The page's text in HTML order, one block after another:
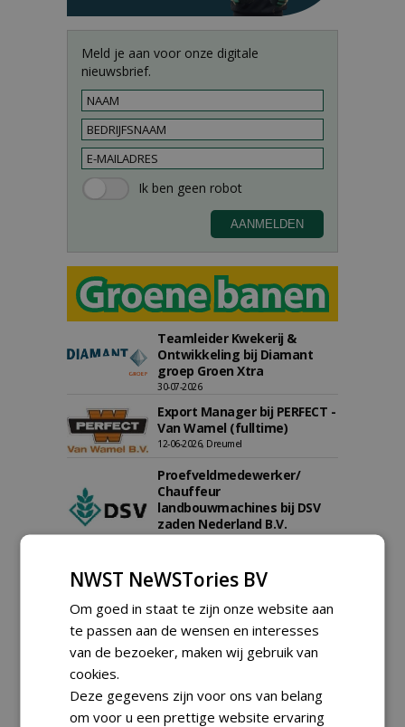
Meld je aan voor onze digitale
nieuwsbrief.
Teamleider Kwekerij &
Ontwikkeling bij Diamant
groep Groen Xtra
30-07-2026
Export Manager bij PERFECT -
Van Wamel (fulltime)
12-06-2026, Dreumel
Proefveldmedewerker/
Chauffeur
landbouwmachines bij DSV
zaden Nederland B.V.
DSV zaden Nederland B.V.
Allround
magazijnmedewerker
(fulltime) bij DSV zaden
06-08-2026, Ven Zelderheide
Groeiplaats specialist bij
NWST NeWSTories BV
Om goed in staat te zijn onze website aan
te passen aan de wensen en interesses
van de bezoeker, maken wij gebruik van
cookies.
Deze gegevens zijn voor ons van belang
om voor u een prettige website ervaring